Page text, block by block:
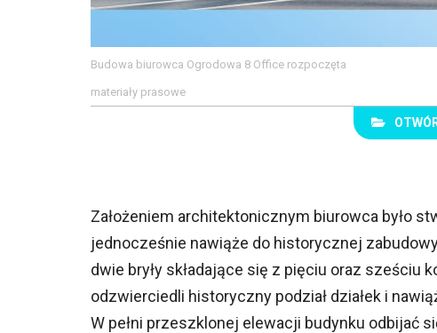
Budowa biurowca Ogrodowa 8 Office rozpoczęta
materiały prasowe
Założeniem architektonicznym biurowca było
jednocześnie nawiąże do historycznej
dwie bryły składające się z pięciu oraz sześciu
odzwierciedli historyczny podział działek i
W pełni przeszklonej elewacji budynku odbijać